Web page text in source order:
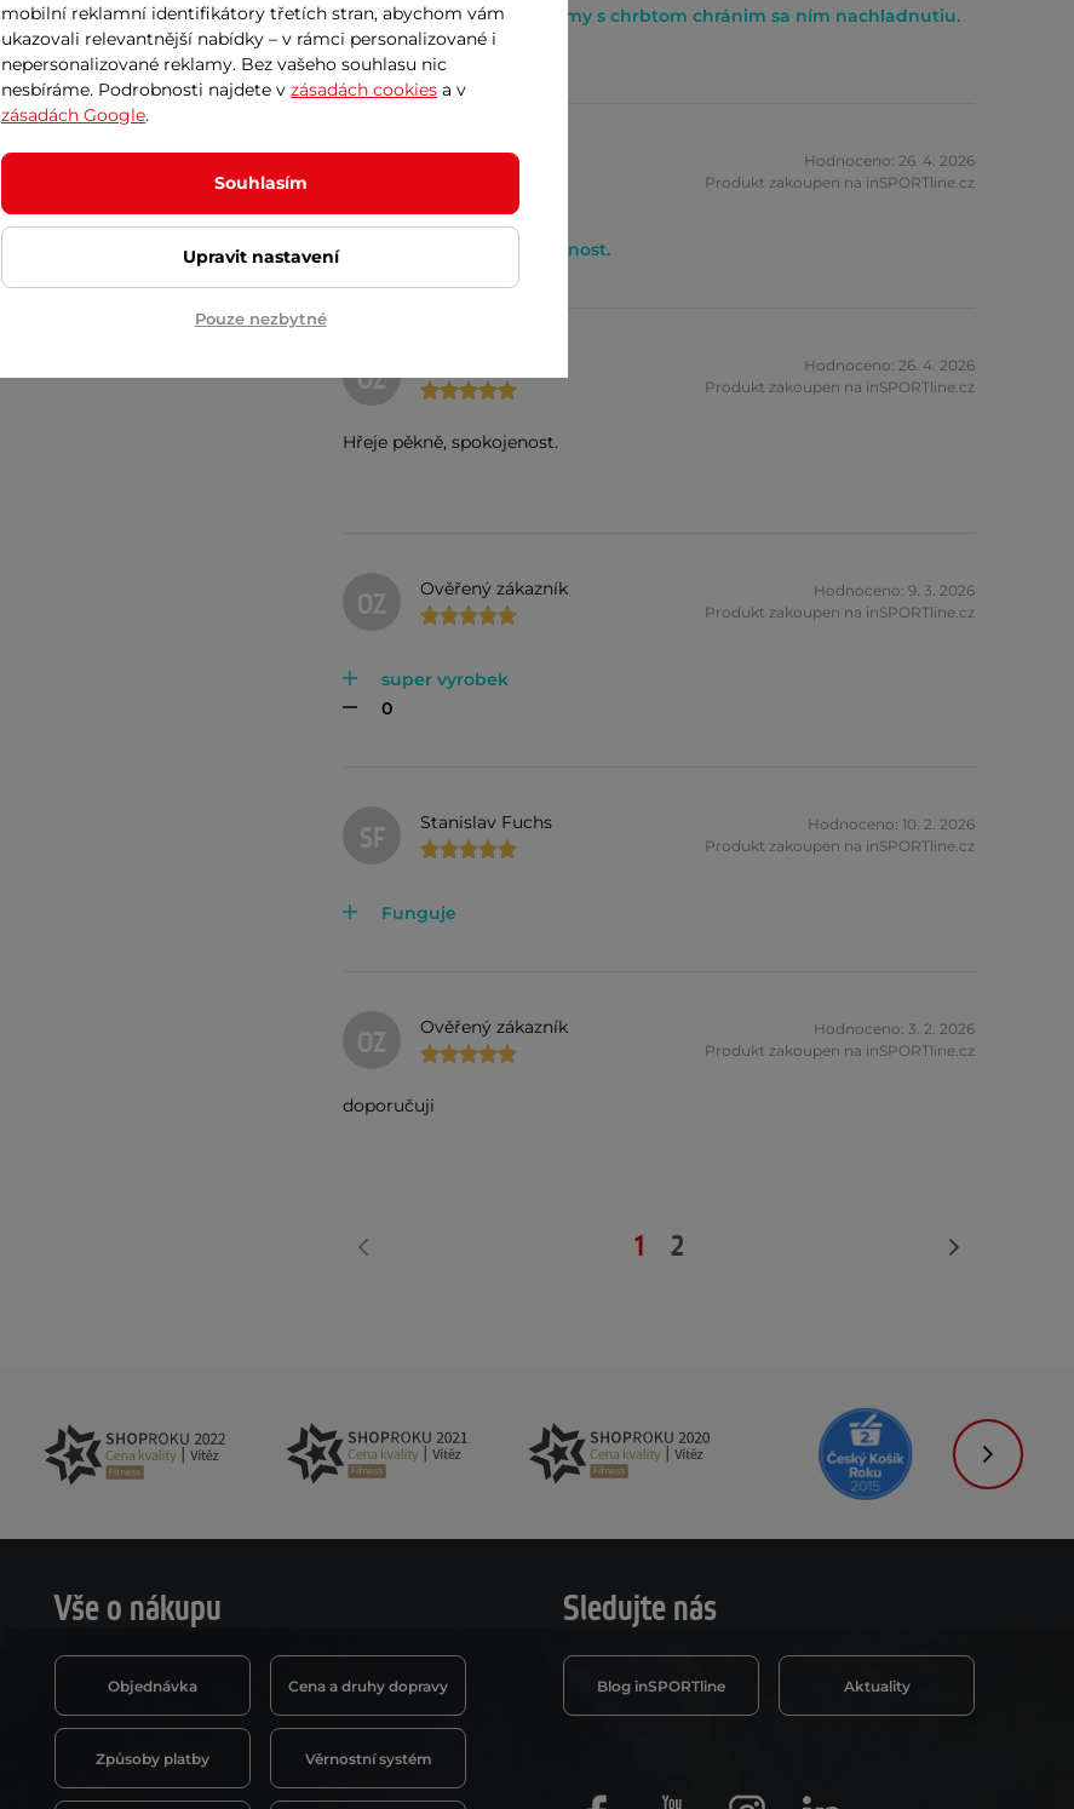
Pretože mám problemy s chrbtom chránim sa ním nachladnutiu.
Všetko ok
Vladimír Bank
Hodnoceno: 26. 4. 2026
Produkt zakoupen na inSPORTline.cz
Hřeje pěkně, spokojenost.
OZ
Hodnoceno: 26. 4. 2026
Produkt zakoupen na inSPORTline.cz
Hřeje pěkně, spokojenost.
OZ Ověřený zákazník
Hodnoceno: 9. 3. 2026
Produkt zakoupen na inSPORTline.cz
super vyrobek
0
SF Stanislav Fuchs
Hodnoceno: 10. 2. 2026
Produkt zakoupen na inSPORTline.cz
Funguje
OZ Ověřený zákazník
Hodnoceno: 3. 2. 2026
Produkt zakoupen na inSPORTline.cz
doporučuji
1 2
Vše o nákupu
Objednávka Cena a druhy dopravy
Způsoby platby Věrnostní systém
Sledujte nás
Blog inSPORTline Aktuality
mobilní reklamní identifikátory třetích stran, abychom vám
ukazovali relevantnější nabídky – v rámci personalizované i
nepersonalizované reklamy. Bez vašeho souhlasu nic
nesbíráme. Podrobnosti najdete v zásadách cookies a v
zásadách Google.
Souhlasím
Upravit nastavení
Pouze nezbytné